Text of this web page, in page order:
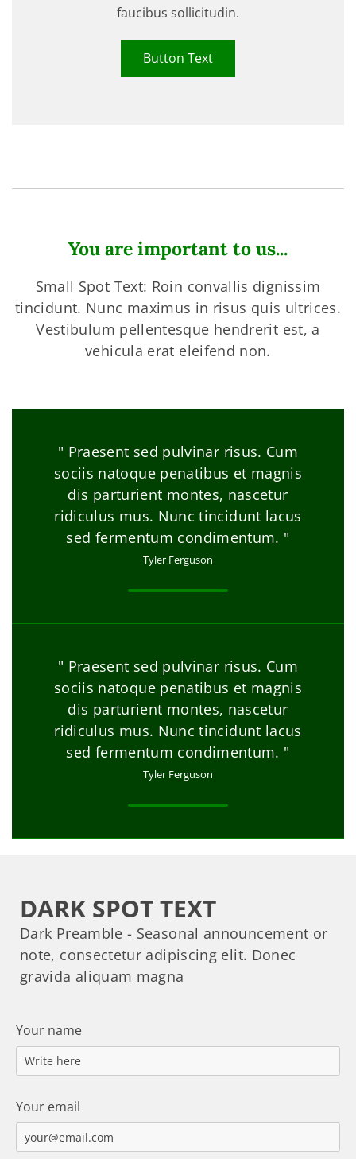
faucibus sollicitudin.
Button Text
You are important to us...
Small Spot Text: Roin convallis dignissim
tincidunt. Nunc maximus in risus quis ultrices.
Vestibulum pellentesque hendrerit est, a
vehicula erat eleifend non.
" Praesent sed pulvinar risus. Cum
sociis natoque penatibus et magnis
dis parturient montes, nascetur
ridiculus mus. Nunc tincidunt lacus
sed fermentum condimentum. "
Tyler Ferguson
" Praesent sed pulvinar risus. Cum
sociis natoque penatibus et magnis
dis parturient montes, nascetur
ridiculus mus. Nunc tincidunt lacus
sed fermentum condimentum. "
Tyler Ferguson
DARK SPOT TEXT
Dark Preamble - Seasonal announcement or
note, consectetur adipiscing elit. Donec
gravida aliquam magna
Your name
Your email